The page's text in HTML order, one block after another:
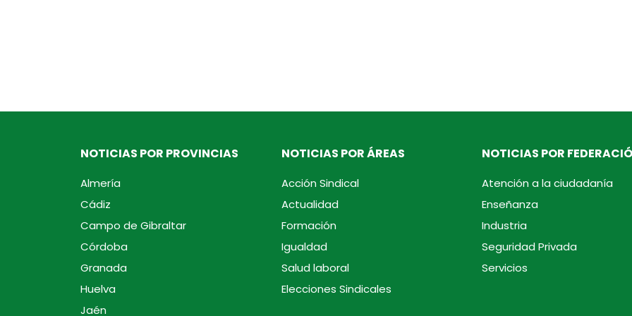
NOTICIAS POR PROVINCIAS
Almería
Cádiz
Campo de Gibraltar
Córdoba
Granada
Huelva
Jaén
NOTICIAS POR ÁREAS
Acción Sindical
Actualidad
Formación
Igualdad
Salud laboral
Elecciones Sindicales
NOTICIAS POR
Atención a la ciudadanía
Enseñanza
Industria
Seguridad Privada
Servicios